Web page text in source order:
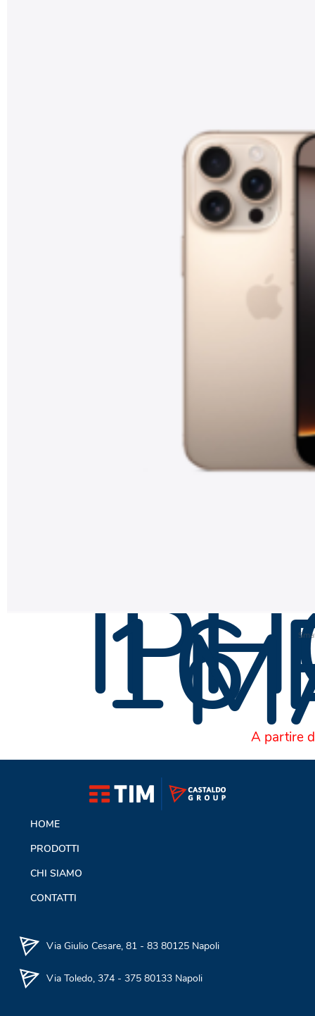
16 A partire
HOME
PRODOTTI
CHI SIAMO
CONTATTI
Via Giulio Cesare, 81 - 83 80125 Napoli
Via Toledo, 374 - 375 80133 Napoli